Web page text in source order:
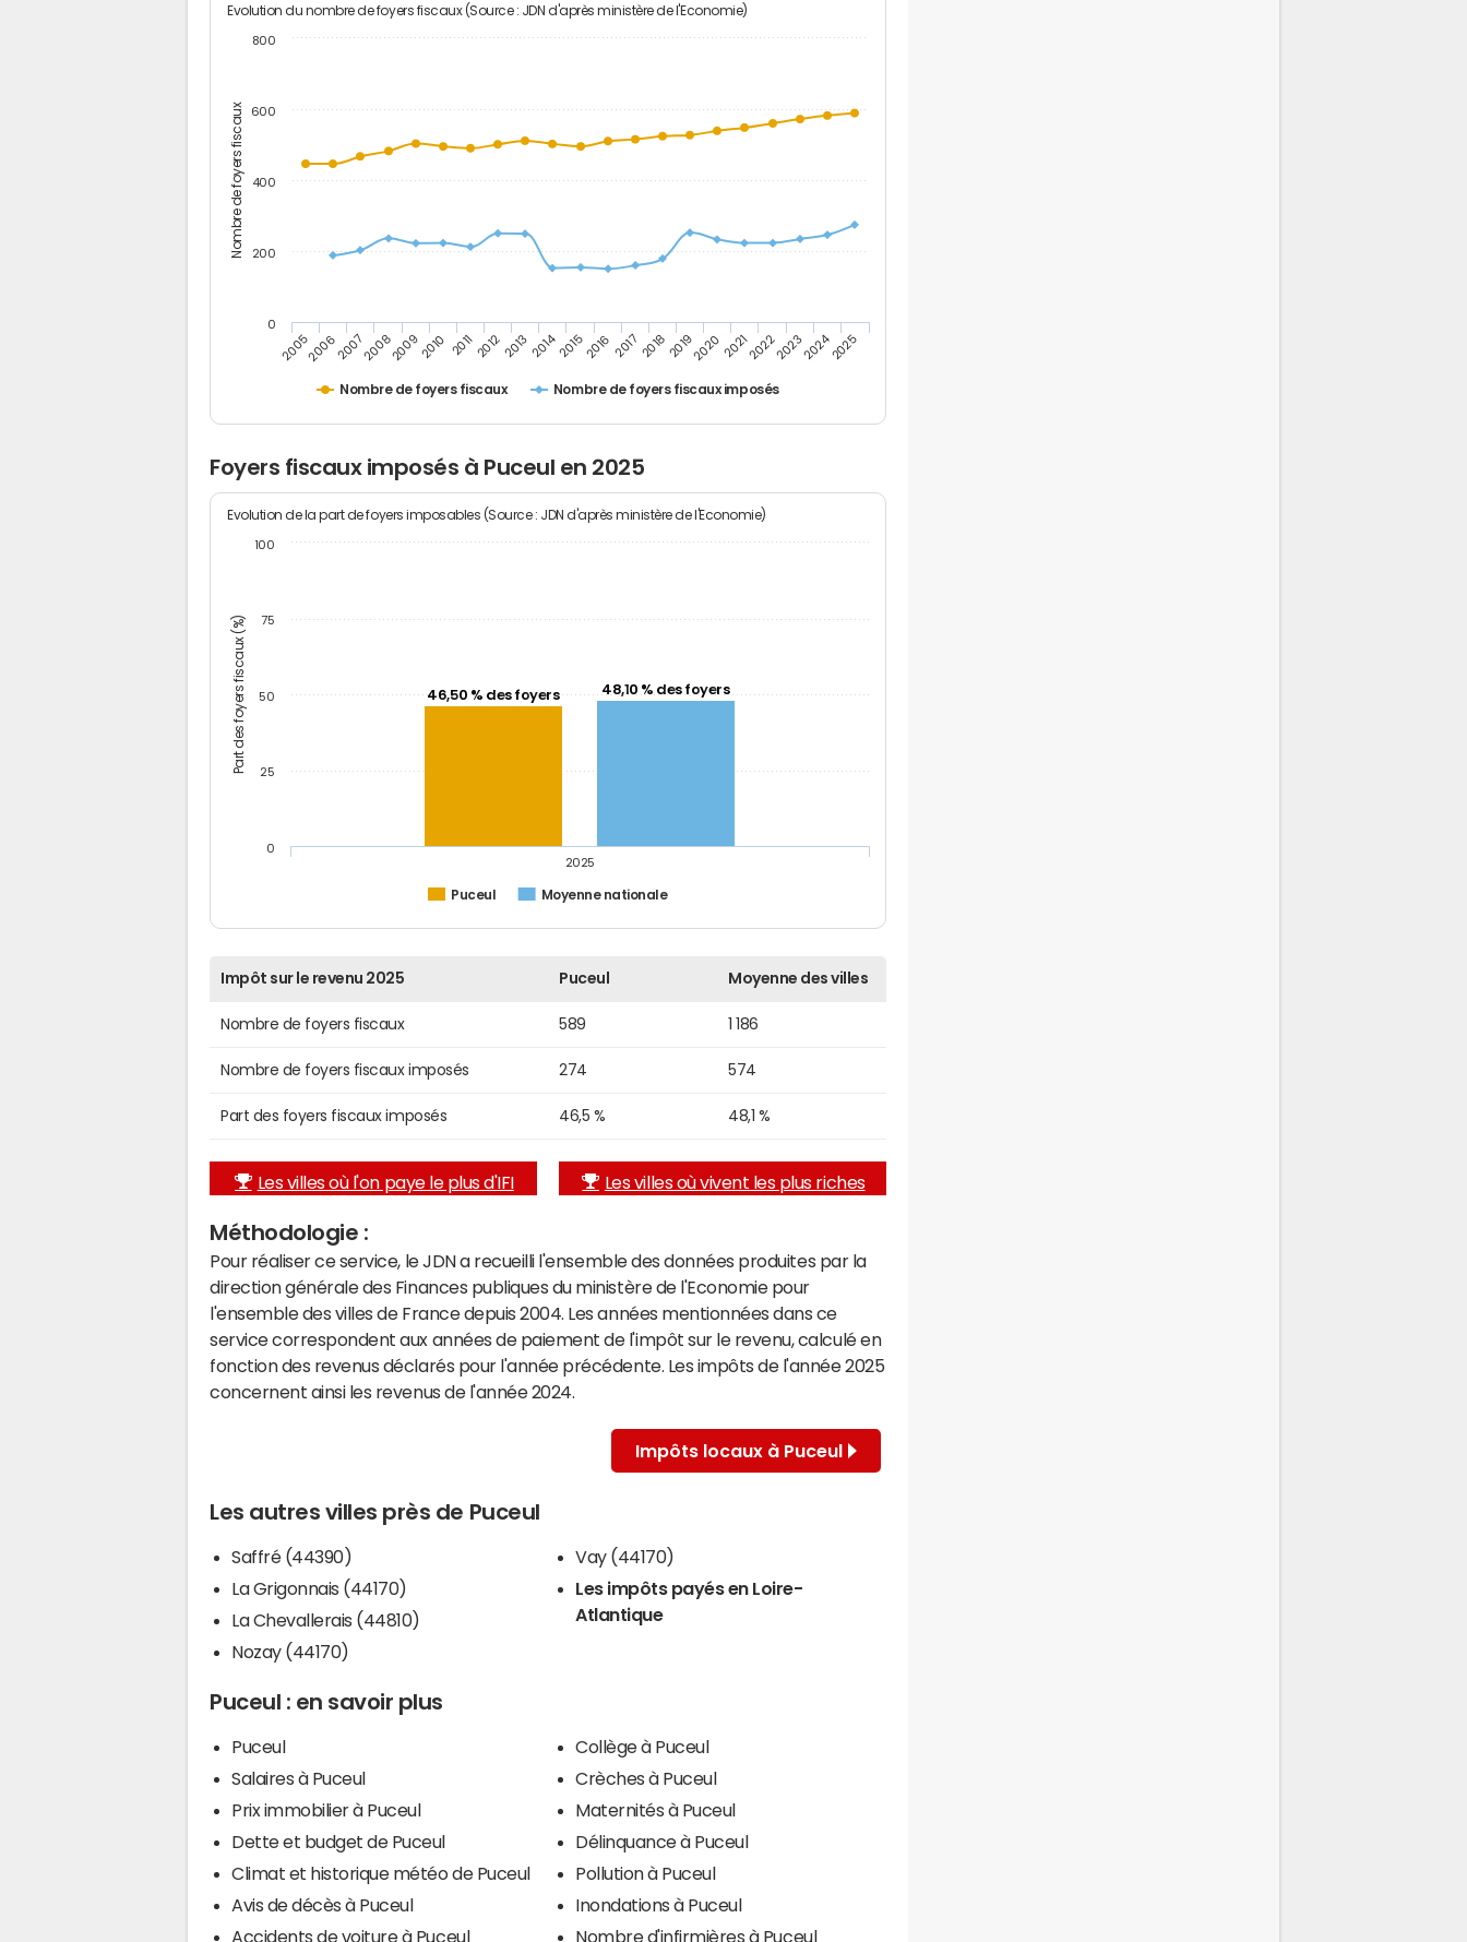
Nombre de foyers fiscaux
Evolution du nombre de foyers fiscaux (Source : JDN d'après ministère de l'Economie)
Nombre de foyers fiscaux Nombre de foyers fiscaux imposés
200520062007200820092010 201120122013201420152016 2017 20182019202020212022202320242025
0
200
400
600
800
Foyers fiscaux imposés à Puceul en 2025
Part des foyers fiscaux (%)
Evolution de la part de foyers imposables (Source : JDN d'après ministère de l'Economie)
46,50 % des foyers 48,10 % des foyers
Puceul Moyenne nationale
2025
0
25
50
75
100
Impôt sur le revenu 2025 Puceul Moyenne des villes
Nombre de foyers fiscaux 589 1 186
Nombre de foyers fiscaux imposés 274 574
Part des foyers fiscaux imposés 46,5 % 48,1 %
Les villes où l'on paye le plus d'IFI Les villes où vivent les plus riches
Méthodologie :
Pour réaliser ce service, le JDN a recueilli l'ensemble des données produites par la
direction générale des Finances publiques du ministère de l'Economie pour
l'ensemble des villes de France depuis 2004. Les années mentionnées dans ce
service correspondent aux années de paiement de l'impôt sur le revenu, calculé en
fonction des revenus déclarés pour l'année précédente. Les impôts de l'année 2025
concernent ainsi les revenus de l'année 2024.
Impôts locaux à Puceul
Les autres villes près de Puceul
Saffré (44390)
La Grigonnais (44170)
La Chevallerais (44810)
Nozay (44170)
Vay (44170)
Les impôts payés en Loire-
Atlantique
Puceul : en savoir plus
Puceul
Salaires à Puceul
Prix immobilier à Puceul
Dette et budget de Puceul
Climat et historique météo de Puceul
Avis de décès à Puceul
Accidents de voiture à Puceul
Collège à Puceul
Crèches à Puceul
Maternités à Puceul
Délinquance à Puceul
Pollution à Puceul
Inondations à Puceul
Nombre d'infirmières à Puceul